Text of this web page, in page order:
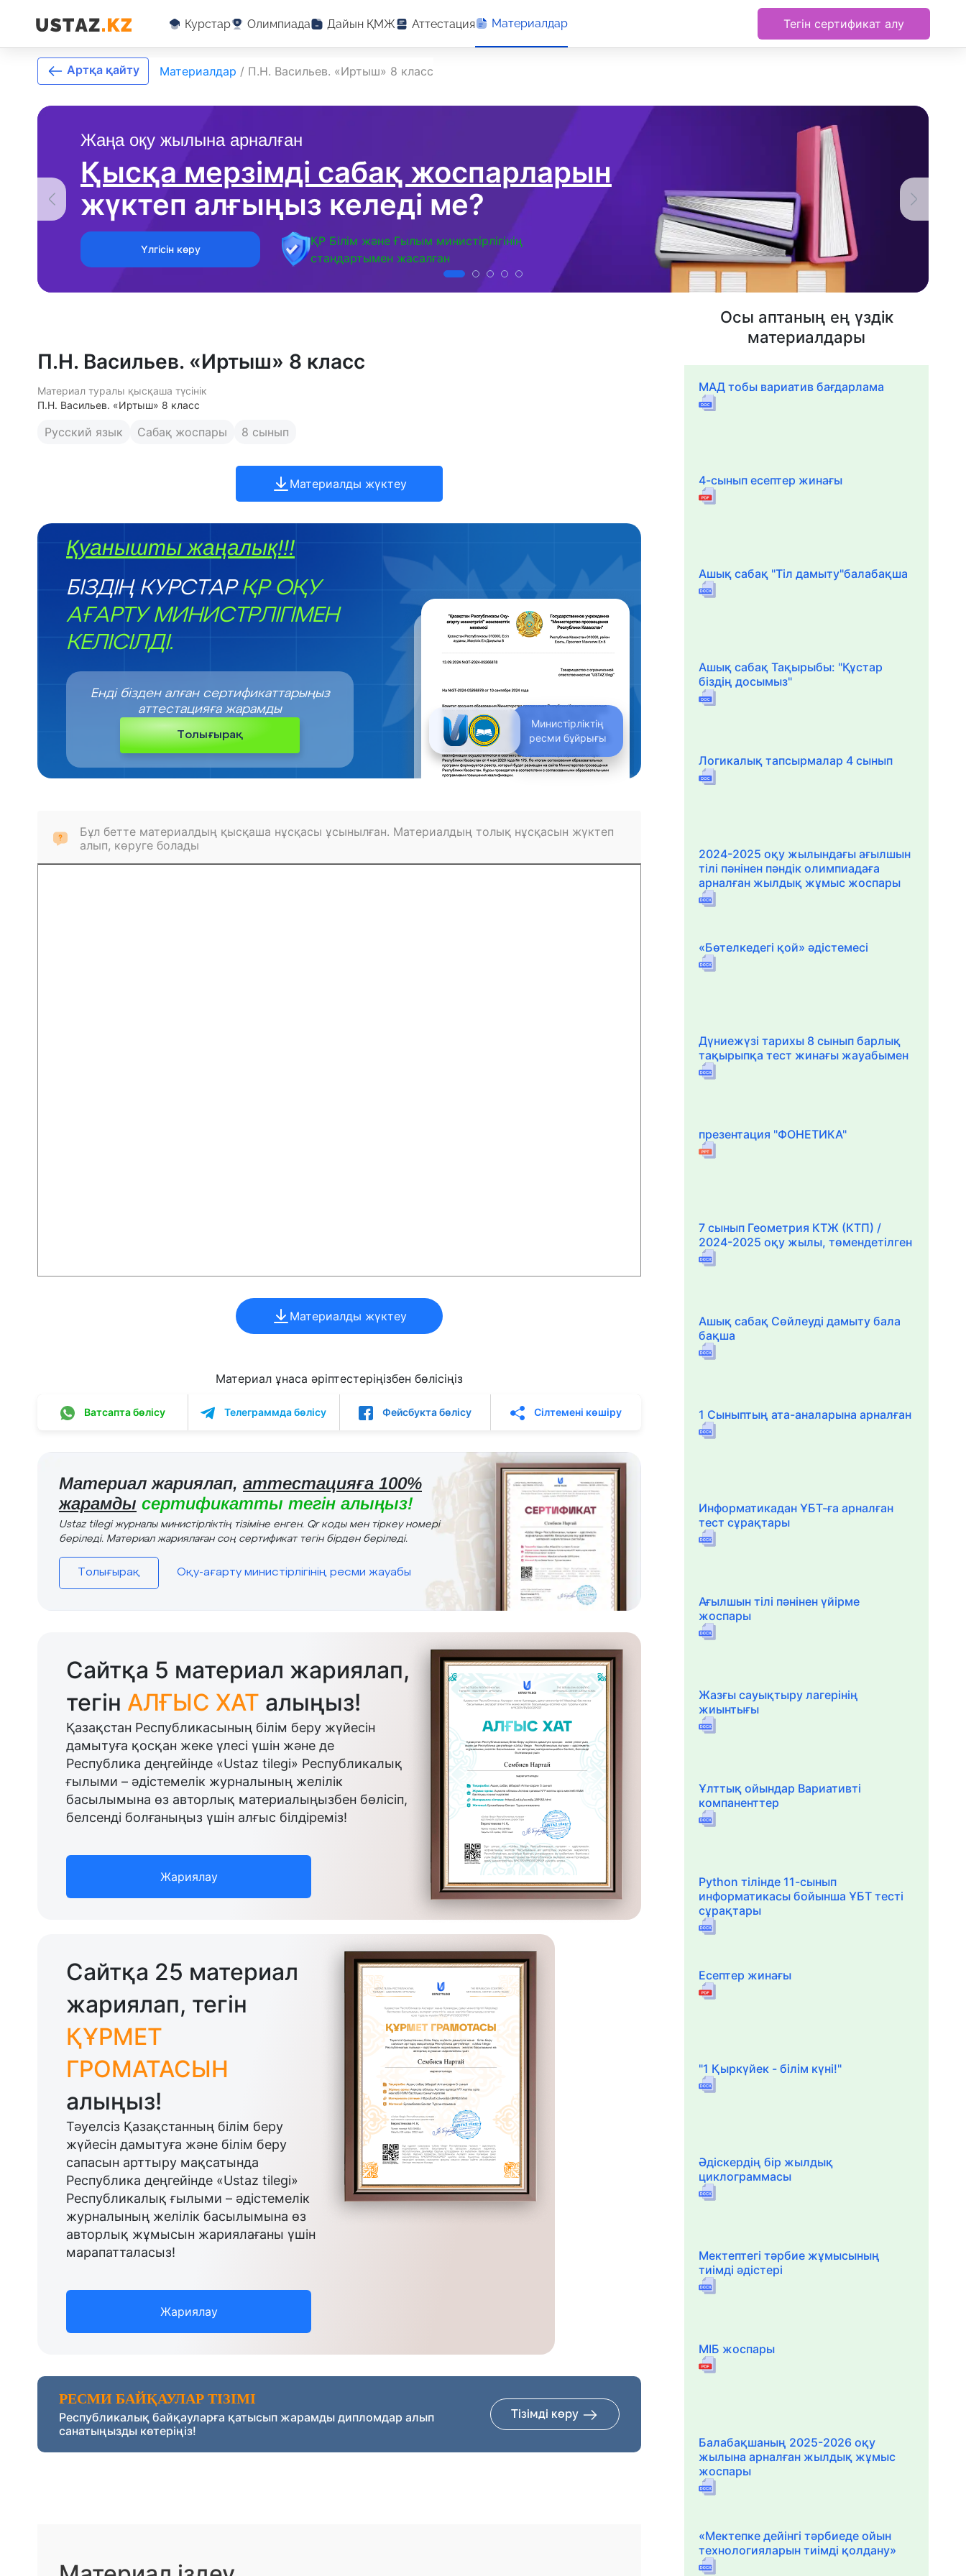
Курстар Олимпиада Дайын ҚМЖ Аттестация Материалдар Тегін сертификат алу
Жаңа оқу жылына арналған
Қысқа мерзімді сабақ жоспарларын
жүктеп алғыңыз келеді ме?
Үлгісін көру
ҚР Білім және Ғылым министірлігінің
стандартымен жасалған
Артқа қайту Материалдар / П.Н. Васильев. «Иртыш» 8 класс
П.Н. Васильев. «Иртыш» 8 класс
Материал туралы қысқаша түсінік
П.Н. Васильев. «Иртыш» 8 класс
Русский язык Сабақ жоспары 8 сынып
Материалды жүктеу
Қуанышты жаңалық!!!
БІЗДІҢ КУРСТАР ҚР ОҚУ
АҒАРТУ МИНИСТРЛІГІМЕН
КЕЛІСІЛДІ.
Министірліктің
ресми бұйрығы
Енді бізден алған сертификаттарыңыз
аттестацияға жарамды
Толығырақ
Бұл бетте материалдың қысқаша нұсқасы ұсынылған. Материалдың толық нұсқасын жүктеп
алып, көруге болады
Материалды жүктеу
Материал ұнаса әріптестеріңізбен бөлісіңіз
Ватсапта бөлісу Телеграммда бөлісу Фейсбукта бөлісу Сілтемені көшіру
Материал жариялап, аттестацияға 100%
жарамды сертификатты тегін алыңыз!
Ustaz tilegi журналы министірліктің тізіміне енген. Qr коды мен тіркеу номері
беріледі. Материал жариялаған соң сертификат тегін бірден беріледі.
Толығырақ Оқу-ағарту министірлігінің ресми жауабы
Сайтқа 5 материал жариялап,
тегін АЛҒЫС ХАТ алыңыз!
Қазақстан Республикасының білім беру жүйесін
дамытуға қосқан жеке үлесі үшін және де
Республика деңгейінде «Ustaz tilegi» Республикалық
ғылыми – әдістемелік журналының желілік
басылымына өз авторлық материалыңызбен бөлісіп,
белсенді болғаныңыз үшін алғыс білдіреміз!
Жариялау
Сайтқа 25 материал
жариялап, тегін
ҚҰРМЕТ
ГРОМАТАСЫН
алыңыз!
Тәуелсіз Қазақстанның білім беру
жүйесін дамытуға және білім беру
сапасын арттыру мақсатында
Республика деңгейінде «Ustaz tilegi»
Республикалық ғылыми – әдістемелік
журналының желілік басылымына өз
авторлық жұмысын жариялағаны үшін
марапатталасыз!
Жариялау
РЕСМИ БАЙҚАУЛАР ТІЗІМІ
Республикалық байқауларға қатысып жарамды дипломдар алып
санатыңызды көтеріңіз!
Тізімді көру
Осы аптаның ең үздік
материалдары
МАД тобы вариатив бағдарлама
4-сынып есептер жинағы
Ашық сабақ "Тіл дамыту"балабақша
Ашық сабақ Тақырыбы: "Құстар
біздің досымыз"
Логикалық тапсырмалар 4 сынып
2024-2025 оқу жылындағы ағылшын
тілі пәнінен пәндік олимпиадаға
арналған жылдық жұмыс жоспары
«Бөтелкедегі қой» әдістемесі
Дүниежүзі тарихы 8 сынып барлық
тақырыпқа тест жинағы жауабымен
презентация "ФОНЕТИКА"
7 сынып Геометрия КТЖ (КТП) /
2024-2025 оқу жылы, төмендетілген
Ашық сабақ Сөйлеуді дамыту бала
бақша
1 Сыныптың ата-аналарына арналған
Информатикадан ҰБТ-ға арналған
тест сұрақтары
Ағылшын тілі пәнінен үйірме
жоспары
Жазғы сауықтыру лагерінің
жиынтығы
Ұлттық ойындар Вариативті
компаненттер
Python тілінде 11-сынып
информатикасы бойынша ҰБТ тесті
сұрақтары
Есептер жинағы
"1 Қыркүйек - білім күні!"
Әдіскердің бір жылдық
циклограммасы
Мектептегі тәрбие жұмысының
тиімді әдістері
МІБ жоспары
Балабақшаның 2025-2026 оқу
жылына арналған жылдық жұмыс
жоспары
«Мектепке дейінгі тәрбиеде ойын
технологияларын тиімді қолдану»